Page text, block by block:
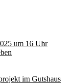
um 16 Uhr
im Gutshaus